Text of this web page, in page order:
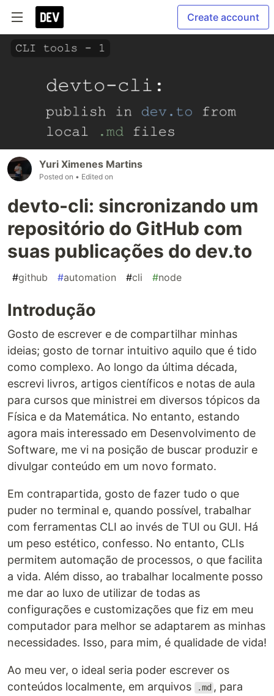
Create account
Yuri Ximenes Martins
Posted on • Edited on
devto-cli: sincronizando um
repositório do GitHub com
suas publicações do dev.to
#github #automation #cli #node
Introdução
Gosto de escrever e de compartilhar minhas
ideias; gosto de tornar intuitivo aquilo que é tido
como complexo. Ao longo da última década,
escrevi livros, artigos científicos e notas de aula
para cursos que ministrei em diversos tópicos da
Física e da Matemática. No entanto, estando
agora mais interessado em Desenvolvimento de
Software, me vi na posição de buscar produzir e
divulgar conteúdo em um novo formato.
Em contrapartida, gosto de fazer tudo o que
puder no terminal e, quando possível, trabalhar
com ferramentas CLI ao invés de TUI ou GUI. Há
um peso estético, confesso. No entanto, CLIs
permitem automação de processos, o que facilita
a vida. Além disso, ao trabalhar localmente posso
me dar ao luxo de utilizar de todas as
configurações e customizações que fiz em meu
computador para melhor se adaptarem as minhas
necessidades. Isso, para mim, é qualidade de vida!
Ao meu ver, o ideal seria poder escrever os
conteúdos localmente, em arquivos
.md , para